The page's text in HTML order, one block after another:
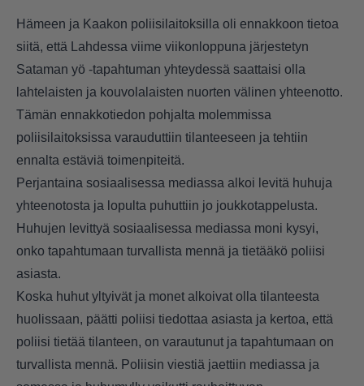
Hämeen ja Kaakon poliisilaitoksilla oli ennakkoon tietoa
siitä, että Lahdessa viime viikonloppuna järjestetyn
Sataman yö -tapahtuman yhteydessä saattaisi olla
lahtelaisten ja kouvolalaisten nuorten välinen yhteenotto.
Tämän ennakkotiedon pohjalta molemmissa
poliisilaitoksissa varauduttiin tilanteeseen ja tehtiin
ennalta estäviä toimenpiteitä.
Perjantaina sosiaalisessa mediassa alkoi levitä huhuja
yhteenotosta ja lopulta puhuttiin jo joukkotappelusta.
Huhujen levittyä sosiaalisessa mediassa moni kysyi,
onko tapahtumaan turvallista mennä ja tietääkö poliisi
asiasta.
Koska huhut yltyivät ja monet alkoivat olla tilanteesta
huolissaan, päätti poliisi tiedottaa asiasta ja kertoa, että
poliisi tietää tilanteen, on varautunut ja tapahtumaan on
turvallista mennä. Poliisin viestiä jaettiin mediassa ja